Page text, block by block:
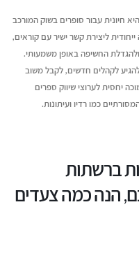
חיונית עבור סופרים בשוק המורכב
ליצירת קשר ישיר עם קוראים,
ולהגדלת החשיפה באופן משמעותי.
לקהלים חדשים, לקבל משוב
יחסית לערוצי שיווק ספרים
כמו רדיו ועיתונות.
ברשתות
הנה כמה צעדים